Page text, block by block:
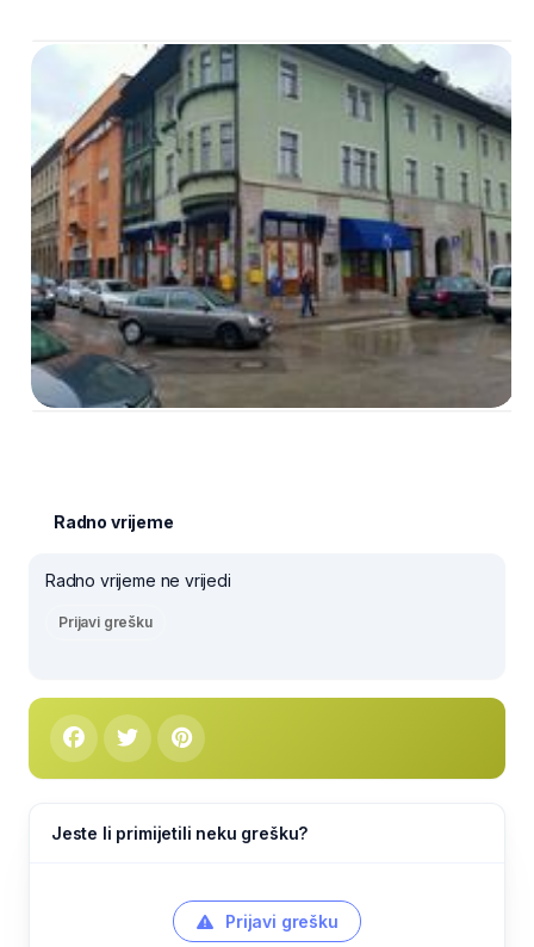
Radno vrijeme
Radno vrijeme ne vrijedi
Prijavi grešku
Jeste li primijetili neku grešku?
Prijavi grešku